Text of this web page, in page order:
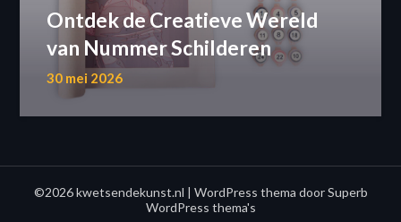
Ontdek de Creatieve Wereld
van Nummer Schilderen
30 mei 2026
©2026 kwetsendekunst.nl | WordPress thema doorSuperb
WordPress thema's